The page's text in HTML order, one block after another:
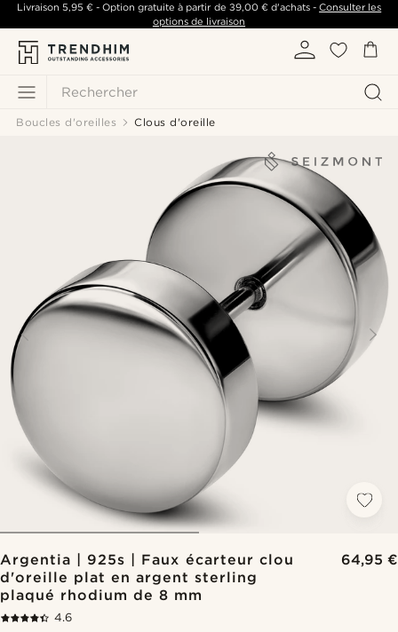
Rechercher
Livraison 5,95 €- Option gratuite à partir de 39,00 €d'achats -Consulter les
options de livraison
Boucles d'oreilles Clous d'oreille
Argentia | 925s | Faux écarteur clou
d'oreille plat en argent sterling
plaqué rhodium de 8 mm
64,95 €
4.6